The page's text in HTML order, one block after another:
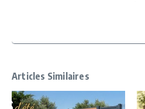
Articles Similaires